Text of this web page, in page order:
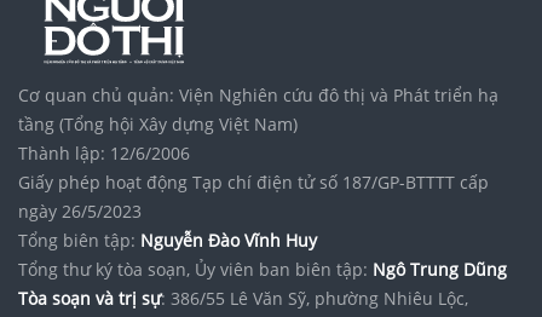
Thông tin chính thứcVinhomes Hóc Môn
can ho khai hoan imperial
Cơ quan chủ quản: Viện Nghiên cứu đô thị và Phát triển hạ
tầng (Tổng hội Xây dựng Việt Nam)
Thành lập: 12/6/2006
Giấy phép hoạt động Tạp chí điện tử số 187/GP-BTTTT cấp
ngày 26/5/2023
Tổng biên tập: Nguyễn Đào Vĩnh Huy
Tổng thư ký tòa soạn, Ủy viên ban biên tập: Ngô Trung Dũng
Tòa soạn và trị sự: 386/55 Lê Văn Sỹ, phường Nhiêu Lộc,